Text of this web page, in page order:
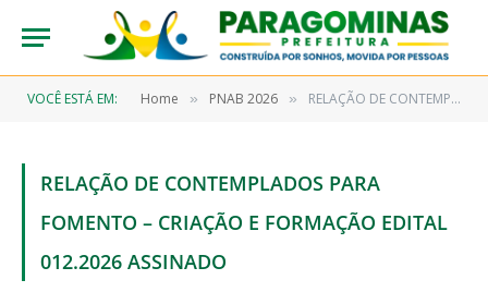
VOCÊ ESTÁ EM: Home » PNAB 2026 » RELAÇÃO DE CONTEMPLADOS PARA FOMENTO – CRIAÇÃO E FORMAÇÃO EDITAL 012.2026 ASSINADO
RELAÇÃO DE CONTEMPLADOS PARA
FOMENTO – CRIAÇÃO E FORMAÇÃO EDITAL
012.2026 ASSINADO